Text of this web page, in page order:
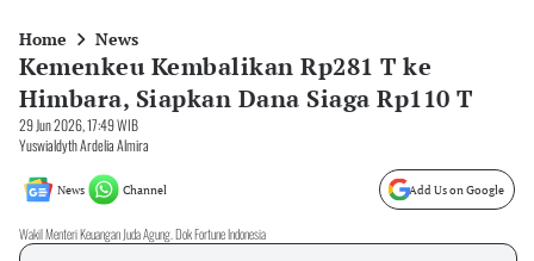
Home News
Kemenkeu Kembalikan Rp281 T ke
Himbara, Siapkan Dana Siaga Rp110 T
29 Jun 2026, 17:49 WIB
Yuswialdyth Ardelia Almira
News Channel Add Us on Google
Wakil Menteri Keuangan Juda Agung. Dok Fortune Indonesia